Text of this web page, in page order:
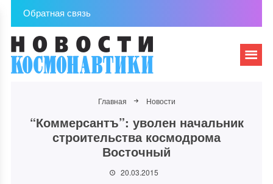
Обратная связь
Главная Новости
“Коммерсантъ”: уволен начальник
строительства космодрома
Восточный
20.03.2015